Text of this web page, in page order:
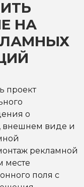
НА
проект
о
внешнем виде и
рекламной
месте
поля с